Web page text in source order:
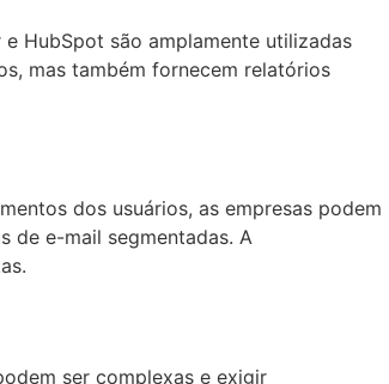
HubSpot são amplamente utilizadas
mas também fornecem relatórios
dos usuários, as empresas podem
de e-mail segmentadas. A
ser complexas e exigir